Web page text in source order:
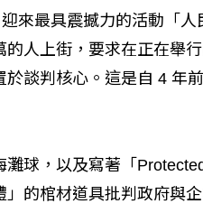
來最具震撼力的活動「
人上街，要求在正在舉
談判核心。這是自 4 年
球，以及寫著「
的棺材道具批判政府與